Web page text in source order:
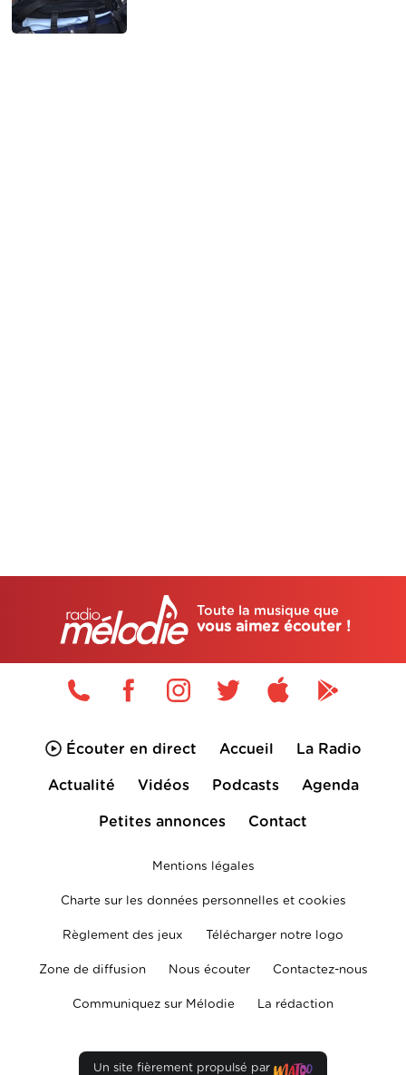
Toute la musique que
vous aimez écouter !
Écouter en direct Accueil La Radio
Actualité Vidéos Podcasts Agenda
Petites annonces Contact
Mentions légales
Charte sur les données personnelles et cookies
Règlement des jeux Télécharger notre logo
Zone de diffusion Nous écouter Contactez-nous
Communiquez sur Mélodie La rédaction
Un site fièrement propulsé par